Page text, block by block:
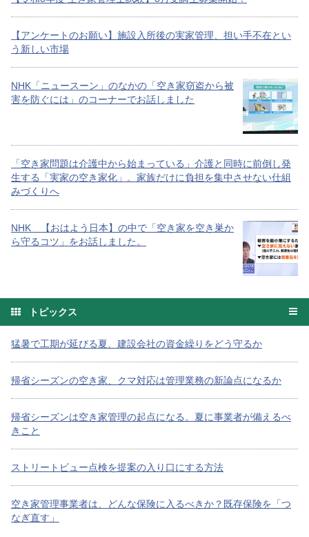
【アンケートのお願い】施設入所後の実家管理、担い手不在とい
う新しい市場
NHK「ニュースーン」のなかの「空き家窃盗から被
害を防ぐには」のコーナーでお話しました
「空き家問題は介護中から始まっている」介護と同時に前倒し発
生する「実家の空き家化」。家族だけに負担を集中させない仕組
みづくりへ
NHK 【おはよう日本】の中で「空き家を空き巣か
ら守るコツ」をお話しました。
トピックス
猛暑で工期が延びる夏、建設会社の資金繰りをどう守るか
帰省シーズンの空き家、クマ対応は管理業務の新論点になるか
帰省シーズンは空き家管理の起点になる。夏に事業者が備えるべ
きこと
ストリートビュー点検を提案の入り口にする方法
空き家管理事業者は、どんな保険に入るべきか？既存保険を「つ
なぎ直す」